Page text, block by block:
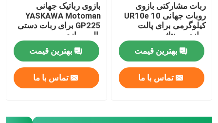
ربات مشارکتی بازوی
روبات جهانی UR10e 10
کیلوگرمی برای پالت
سازی مونتاژ
بهترین قیمت
تماس با ما
بازوی رباتیک جهانی
YASKAWA Motoman
GP225 برای ربات دستی
پالت سازی
بهترین قیمت
تماس با ما